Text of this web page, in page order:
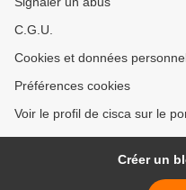
C.G.U.
Cookies et données
Préférences cookies
Voir le profil de cisca sur le
Créer un